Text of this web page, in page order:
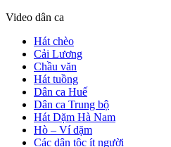
Video dân ca
Hát chèo
Cải Lương
Chầu văn
Hát tuồng
Dân ca Huế
Dân ca Trung bộ
Hát Dặm Hà Nam
Hò – Ví dặm
Các dân tộc ít người